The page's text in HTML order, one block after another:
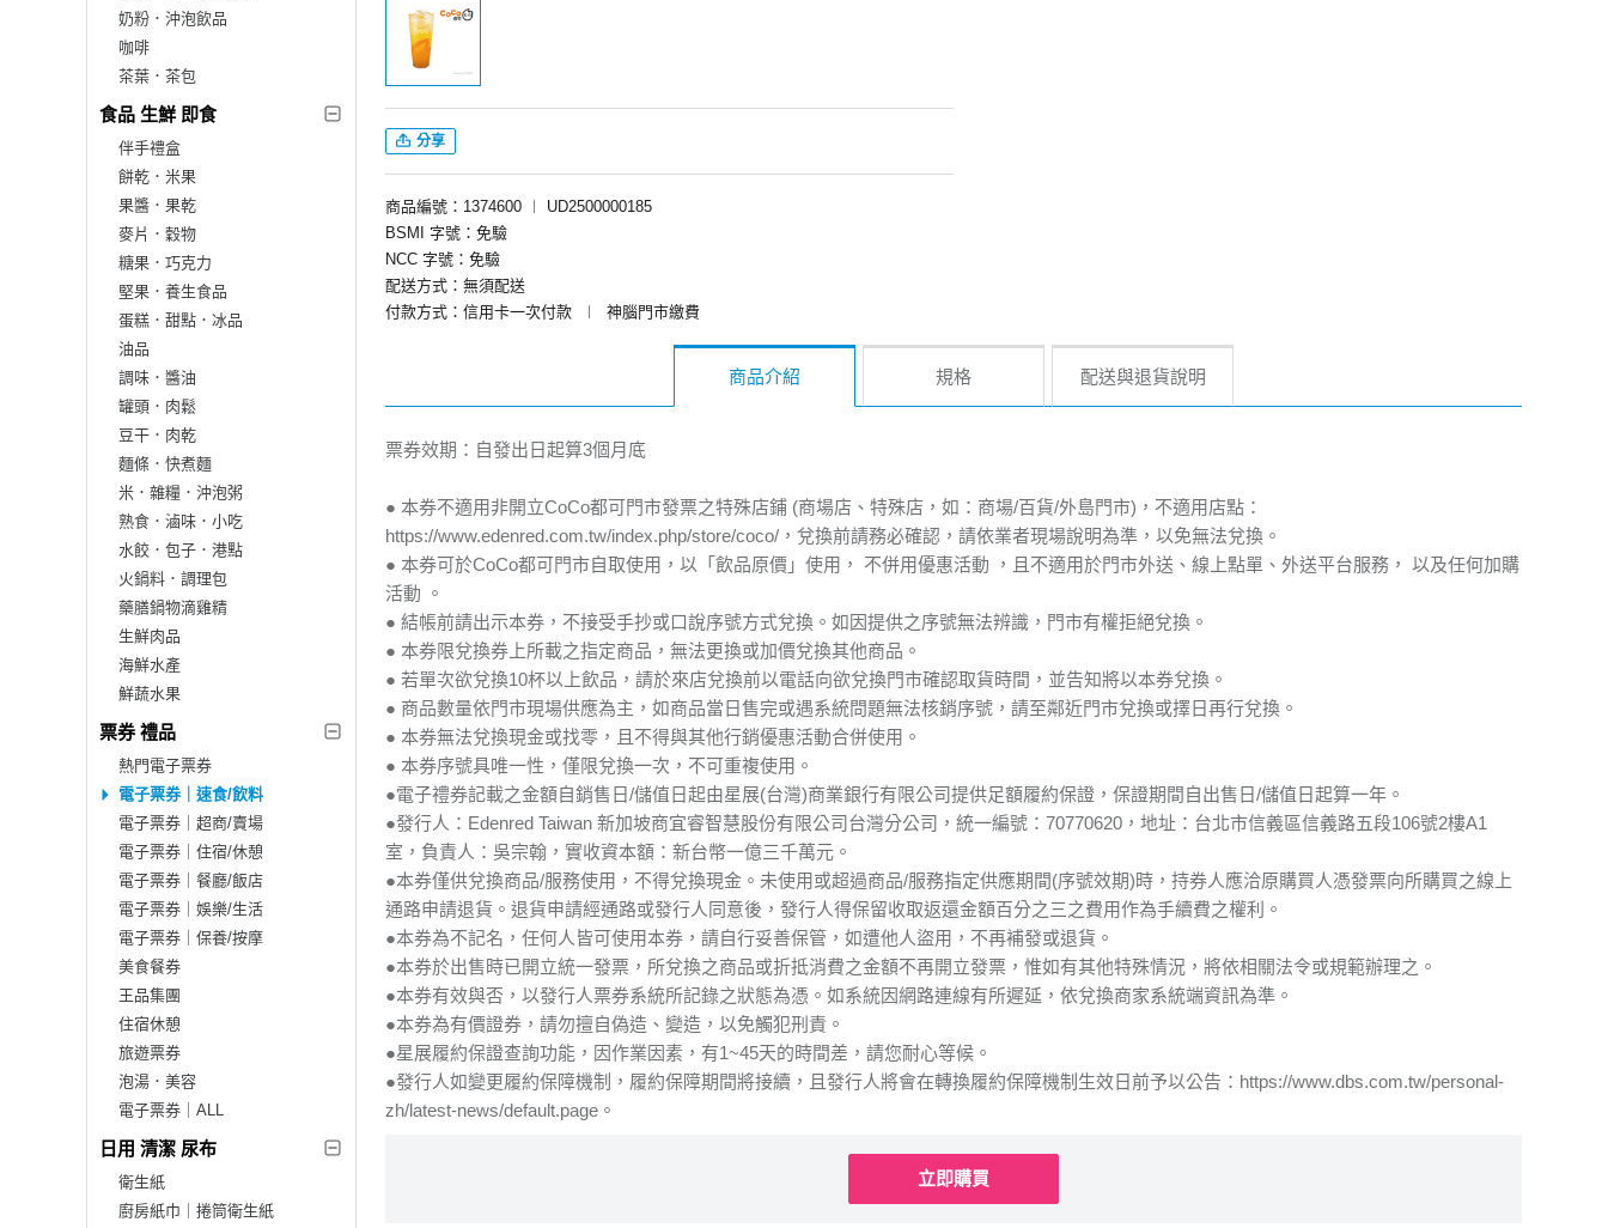
奶粉．沖泡飲品
咖啡
茶葉．茶包
食品 生鮮 即食
伴手禮盒
餅乾．米果
果醬．果乾
麥片．穀物
糖果．巧克力
堅果．養生食品
蛋糕．甜點．冰品
油品
調味．醬油
罐頭．肉鬆
豆干．肉乾
麵條．快煮麵
米．雜糧．沖泡粥
熟食．滷味．小吃
水餃．包子．港點
火鍋料．調理包
藥膳鍋物滴雞精
生鮮肉品
海鮮水產
鮮蔬水果
票券 禮品
熱門電子票券
電子票券｜速食/飲料
電子票券｜超商/賣場
電子票券｜住宿/休憩
電子票券｜餐廳/飯店
電子票券｜娛樂/生活
電子票券｜保養/按摩
美食餐券
王品集團
住宿休憩
旅遊票券
泡湯．美容
電子票券｜ALL
日用 清潔 尿布
衛生紙
廚房紙巾｜捲筒衛生紙
分享
商品編號：1374600 ︱
UD2500000185
BSMI 字號：免驗
NCC 字號：免驗
配送方式：無須配送
付款方式：信用卡一次付款
︱ 神腦門市繳費
商品介紹 規格 配送與退貨說明
票券效期：自發出日起算3個月底
● 本券不適用非開立CoCo都可門市發票之特殊店鋪 (商場店、特殊店，如：商場/百貨/外島門市)，不適用店點：
https://www.edenred.com.tw/index.php/store/coco/，兌換前請務必確認，請依業者現場說明為準，以免無法兌換。
● 本券可於CoCo都可門市自取使用，以「飲品原價」使用， 不併用優惠活動 ，且不適用於門市外送、線上點單、外送平台服務， 以及任何加購
活動 。
● 結帳前請出示本券，不接受手抄或口說序號方式兌換。如因提供之序號無法辨識，門市有權拒絕兌換。
● 本券限兌換券上所載之指定商品，無法更換或加價兌換其他商品。
● 若單次欲兌換10杯以上飲品，請於來店兌換前以電話向欲兌換門市確認取貨時間，並告知將以本券兌換。
● 商品數量依門市現場供應為主，如商品當日售完或遇系統問題無法核銷序號，請至鄰近門市兌換或擇日再行兌換。
● 本券無法兌換現金或找零，且不得與其他行銷優惠活動合併使用。
● 本券序號具唯一性，僅限兌換一次，不可重複使用。
●電子禮券記載之金額自銷售日/儲值日起由星展(台灣)商業銀行有限公司提供足額履約保證，保證期間自出售日/儲值日起算一年。
●發行人：Edenred Taiwan 新加坡商宜睿智慧股份有限公司台灣分公司，統一編號：70770620，地址：台北市信義區信義路五段106號2樓A1
室，負責人：吳宗翰，實收資本額：新台幣一億三千萬元。
●本券僅供兌換商品/服務使用，不得兌換現金。未使用或超過商品/服務指定供應期間(序號效期)時，持券人應洽原購買人憑發票向所購買之線上
通路申請退貨。退貨申請經通路或發行人同意後，發行人得保留收取返還金額百分之三之費用作為手續費之權利。
●本券為不記名，任何人皆可使用本券，請自行妥善保管，如遭他人盜用，不再補發或退貨。
●本券於出售時已開立統一發票，所兌換之商品或折抵消費之金額不再開立發票，惟如有其他特殊情況，將依相關法令或規範辦理之。
●本券有效與否，以發行人票券系統所記錄之狀態為憑。如系統因網路連線有所遲延，依兌換商家系統端資訊為準。
●本券為有價證券，請勿擅自偽造、變造，以免觸犯刑責。
●星展履約保證查詢功能，因作業因素，有1~45天的時間差，請您耐心等候。
●發行人如變更履約保障機制，履約保障期間將接續，且發行人將會在轉換履約保障機制生效日前予以公告：https://www.dbs.com.tw/personal-
zh/latest-news/default.page。
立即購買